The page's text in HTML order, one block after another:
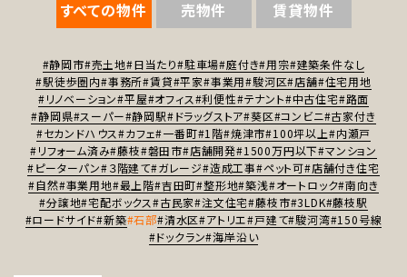
すべての物件
売物件 賃貸物件
#静岡市#売土地#日当たり#駐車場#庭付き#用宗#建築条件なし
#駅徒歩圏内#事務所#賃貸#平家#事業用#駿河区#店舗#住宅用地
#リノベーション#平屋#オフィス#利便性#テナント#中古住宅#路面
#静岡県#スーパー#静岡駅#ドラッグストア#葵区#コンビニ#古家付き
#セカンドハウス#カフェ#一番町#1階#焼津市#100坪以上#内瀬戸
#リフォーム済み#藤枝#磐田市#店舗開発#1500万円以下#マンション
#ピーターパン#３階建て#ガレージ#造成工事#ペット可#店舗付き住宅
#自然#事業用地#最上階#吉田町#整形地#築浅#オートロック#南向き
#分譲地#宅配ボックス#古民家#注文住宅#藤枝市#3LDK#藤枝駅
#ロードサイド#新築#石部#清水区#アトリエ#戸建て#駿河湾#150号線
#ドックラン#海岸沿い